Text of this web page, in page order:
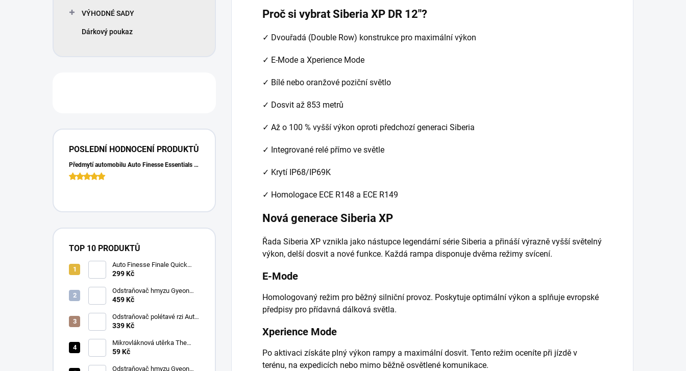
VÝHODNÉ SADY
Dárkový poukaz
POSLEDNÍ HODNOCENÍ PRODUKTŮ
Předmytí automobilu Auto Finesse Essentials Pre-Wash (500 ml)
TOP 10 PRODUKTŮ
Auto Finesse Finale Quick
Detailer (500 ml)
299 Kč
Odstraňovač hmyzu Gyeon
Q2M Bug&Grime (1 L)
459 Kč
Odstraňovač polétavé rzi Auto
Finesse Iron Out
ml)
339 Kč
Mikrovláknová utěrka The
Collection Allround & Coating
Blue)
59 Kč
Odstraňovač hmyzu Gyeon
Proč si vybrat Siberia XP DR 12"?
✓ Dvouřadá (Double Row) konstrukce pro maximální výkon
✓ E-Mode a Xperience Mode
✓ Bílé nebo oranžové poziční světlo
✓ Dosvit až 853 metrů
✓ Až o 100 % vyšší výkon oproti předchozí generaci Siberia
✓ Integrované relé přímo ve světle
✓ Krytí IP68/IP69K
✓ Homologace ECE R148 a ECE R149
Nová generace Siberia XP
Řada Siberia XP vznikla jako nástupce legendární série Siberia a přináší výrazně vyšší světelný
výkon, delší dosvit a nové funkce. Každá rampa disponuje dvěma režimy svícení.
E-Mode
Homologovaný režim pro běžný silniční provoz. Poskytuje optimální výkon a splňuje evropské
předpisy pro přídavná dálková světla.
Xperience Mode
Po aktivaci získáte plný výkon rampy a maximální dosvit. Tento režim oceníte při jízdě v
terénu, na expedicích nebo mimo běžně osvětlené komunikace.